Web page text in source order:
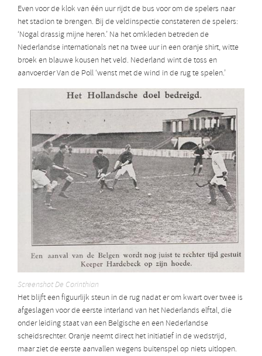
Even voor de klok van één uur rijdt de bus voor om de spelers naar
het stadion te brengen. Bij de veldinspectie constateren de spelers:
‘Nogal drassig mijne heren.’ Na het omkleden betreden de
Nederlandse internationals net na twee uur in een oranje shirt, witte
broek en blauwe kousen het veld. Nederland wint de toss en
aanvoerder Van de Poll ‘wenst met de wind in de rug te spelen.’
Screenshot De Corinthian
Het blijft een figuurlijk steun in de rug nadat er om kwart over twee is
afgeslagen voor de eerste interland van het Nederlands elftal, die
onder leiding staat van een Belgische en een Nederlandse
scheidsrechter. Oranje neemt direct het initiatief in de wedstrijd,
maar ziet de eerste aanvallen wegens buitenspel op niets uitlopen.